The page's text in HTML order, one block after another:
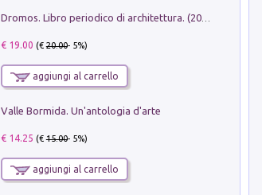
Dromos. Libro periodico di architettura. (2026). Vol. 15: Post-model
€ 19.00 (€20.00- 5%)
aggiungi al carrello
Valle Bormida. Un'antologia d'arte
€ 14.25 (€15.00- 5%)
aggiungi al carrello